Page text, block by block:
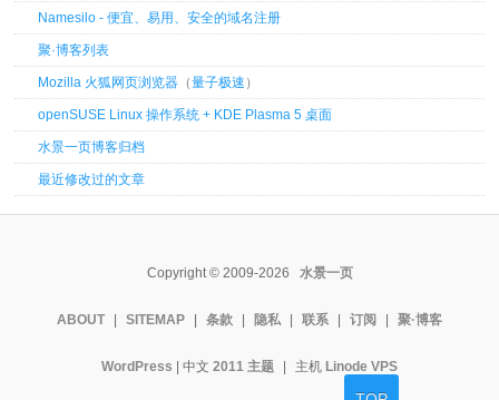
Namesilo - 便宜、易用、安全的域名注册
聚·博客列表
Mozilla 火狐网页浏览器 （量子极速 ）
openSUSE Linux 操作系统 + KDE Plasma 5 桌面
水景一页博客归档
最近修改过的文章
Copyright © 2009-2026 水景一页
ABOUT SITEMAP 条款 隐私 联系 订阅 聚·博客
WordPress | 中文 2011 主题 主机 Linode VPS